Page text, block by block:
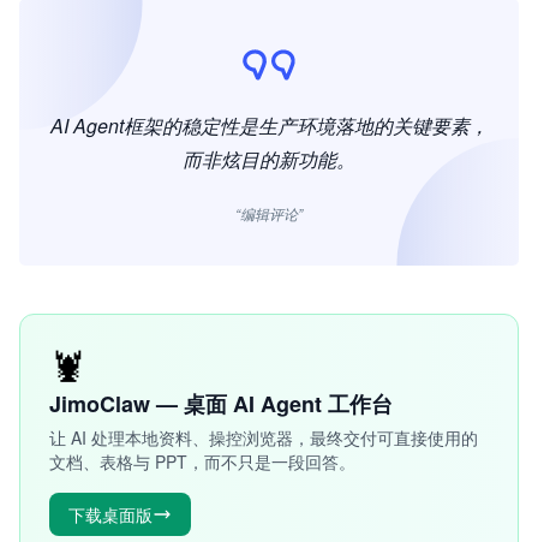
AI Agent框架的稳定性是生产环境落地的关键要素，
而非炫目的新功能。
“编辑评论”
🦞
JimoClaw — 桌面 AI Agent 工作台
让 AI 处理本地资料、操控浏览器，最终交付可直接使用的
文档、表格与 PPT，而不只是一段回答。
下载桌面版